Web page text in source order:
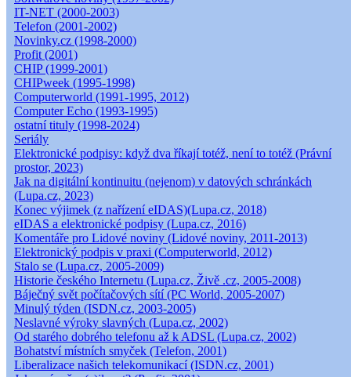
IT-NET (2000-2003)
Telefon (2001-2002)
Novinky.cz (1998-2000)
Profit (2001)
CHIP (1999-2001)
CHIPweek (1995-1998)
Computerworld (1991-1995, 2012)
Computer Echo (1993-1995)
ostatní tituly (1998-2024)
Seriály
Elektronické podpisy: když dva říkají totéž, není to totéž (Právní
prostor, 2023)
Jak na digitální kontinuitu (nejenom) v datových schránkách
(Lupa.cz, 2023)
Konec výjimek (z nařízení eIDAS)(Lupa.cz, 2018)
eIDAS a elektronické podpisy (Lupa.cz, 2016)
Komentáře pro Lidové noviny (Lidové noviny, 2011-2013)
Elektronický podpis v praxi (Computerworld, 2012)
Stalo se (Lupa.cz, 2005-2009)
Historie českého Internetu (Lupa.cz, Živě .cz, 2005-2008)
Báječný svět počítačových sítí (PC World, 2005-2007)
Minulý týden (ISDN.cz, 2003-2005)
Neslavné výroky slavných (Lupa.cz, 2002)
Od starého dobrého telefonu až k ADSL (Lupa.cz, 2002)
Bohatství místních smyček (Telefon, 2001)
Liberalizace našich telekomunikací (ISDN.cz, 2001)